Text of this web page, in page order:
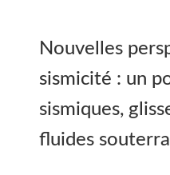
Nouvelles
sismicité : un
sismiques,
fluides